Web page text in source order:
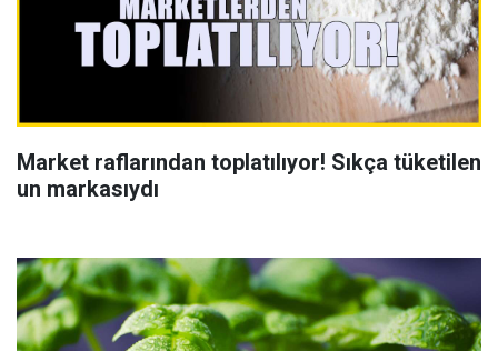
Market raflarından toplatılıyor! Sıkça tüketilen
un markasıydı